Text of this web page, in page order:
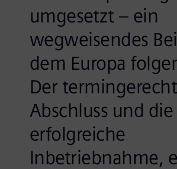
umgesetzt – ein
wegweisendes
dem Europa
Der
Abschluss und die
erfolgreiche
Inbetriebnahme,